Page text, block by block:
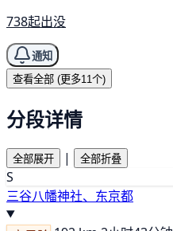
738起出没
通知
查看全部 (更多11个)
分段详情
全部展开 | 全部折叠
S
三谷八幡神社、东京都